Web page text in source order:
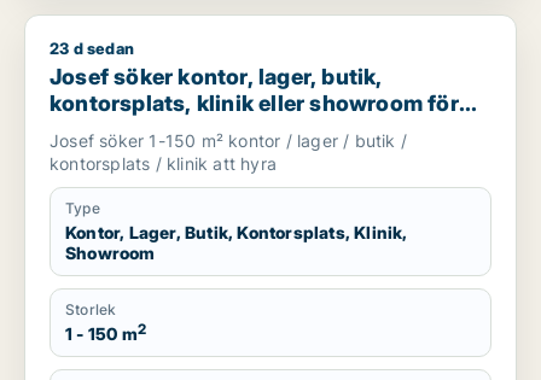
Josef söker kontor, lager, butik, kontorsplats, klinik eller
23 d sedan
Josef söker kontor, lager, butik,
kontorsplats, klinik eller showroom för
uthyrning i Göteborg
Josef söker 1-150 m² kontor / lager / butik /
kontorsplats / klinik att hyra
Type
Kontor, Lager, Butik, Kontorsplats, Klinik,
Showroom
Storlek
1 - 150 m2